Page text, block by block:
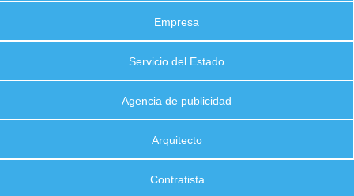
Empresa
Servicio del Estado
Agencia de publicidad
Arquitecto
Contratista